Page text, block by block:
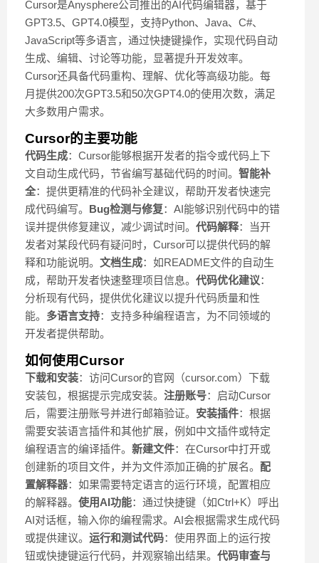
Cursor是Anysphere公司推出的AI代码编辑器，基于
GPT3.5、GPT4.0模型，支持Python、Java、C#、
JavaScript等多语言，通过快捷键操作，实现代码自动
生成、编辑、讨论等功能，显著提升开发效率。
Cursor还具备代码重构、理解、优化等高级功能。每
月提供200次GPT3.5和50次GPT4.0的使用次数，满足
大多数用户需求。
Cursor的主要功能
代码生成：Cursor能够根据开发者的指令或代码上下
文自动生成代码，节省编写基础代码的时间。 智能补
全：提供更精准的代码补全建议，帮助开发者快速完
成代码编写。 Bug检测与修复：AI能够识别代码中的错
误并提供修复建议，减少调试时间。 代码解释：当开
发者对某段代码有疑问时，Cursor可以提供代码的解
释和功能说明。 文档生成：如README文件的自动生
成，帮助开发者快速整理项目信息。 代码优化建议：
分析现有代码，提供优化建议以提升代码质量和性
能。 多语言支持：支持多种编程语言，为不同领域的
开发者提供帮助。
如何使用Cursor
下载和安装：访问Cursor的官网（cursor.com）下载
安装包，根据提示完成安装。 注册账号：启动Cursor
后，需要注册账号并进行邮箱验证。 安装插件：根据
需要安装语言插件和其他扩展，例如中文插件或特定
编程语言的编译插件。 新建文件：在Cursor中打开或
创建新的项目文件，并为文件添加正确的扩展名。 配
置解释器：如果需要特定语言的运行环境，配置相应
的解释器。 使用AI功能：通过快捷键（如Ctrl+K）呼出
AI对话框，输入你的编程需求。AI会根据需求生成代码
或提供建议。 运行和测试代码：使用界面上的运行按
钮或快捷键运行代码，并观察输出结果。 代码审查与